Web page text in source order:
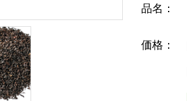
品名：
価格：